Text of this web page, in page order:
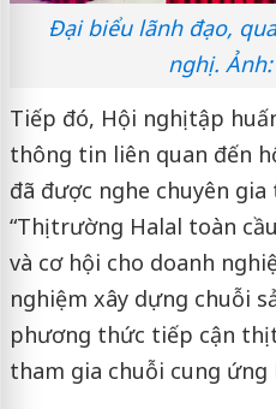
Đại biểu lãnh đạo,
nghị.
Tiếp đó, Hội nghị tập
thông tin liên quan đến
đã được nghe chuyên
“Thị trường Halal toàn
và cơ hội cho doanh
nghiệm xây dựng chuỗi
phương thức tiếp cận thị
tham gia chuỗi cung ứng